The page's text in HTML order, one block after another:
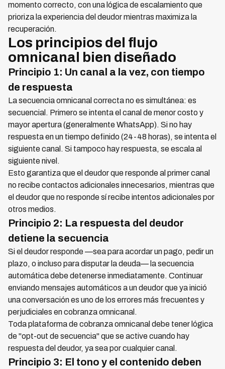
momento correcto, con una lógica de escalamiento que
prioriza la experiencia del deudor mientras maximiza la
recuperación.
Los principios del flujo
omnicanal bien diseñado
Principio 1: Un canal a la vez, con tiempo
de respuesta
La secuencia omnicanal correcta no es simultánea: es
secuencial. Primero se intenta el canal de menor costo y
mayor apertura (generalmente WhatsApp). Si no hay
respuesta en un tiempo definido (24-48 horas), se intenta el
siguiente canal. Si tampoco hay respuesta, se escala al
siguiente nivel.
Esto garantiza que el deudor que responde al primer canal
no recibe contactos adicionales innecesarios, mientras que
el deudor que no responde sí recibe intentos adicionales por
otros medios.
Principio 2: La respuesta del deudor
detiene la secuencia
Si el deudor responde —sea para acordar un pago, pedir un
plazo, o incluso para disputar la deuda— la secuencia
automática debe detenerse inmediatamente. Continuar
enviando mensajes automáticos a un deudor que ya inició
una conversación es uno de los errores más frecuentes y
perjudiciales en cobranza omnicanal.
Toda plataforma de cobranza omnicanal debe tener lógica
de "opt-out de secuencia" que se active cuando hay
respuesta del deudor, ya sea por cualquier canal.
Principio 3: El tono y el contenido deben